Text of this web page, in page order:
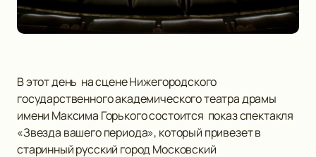
В этот день на сцене Нижегородского
государственного академического театра драмы
имени Максима Горького состоится показ спектакля
«Звезда вашего периода», который привезет в
старинный русский город Московский